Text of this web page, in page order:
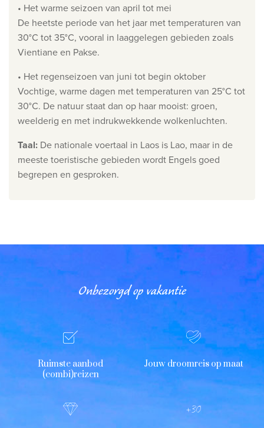
• Het warme seizoen van april tot mei
De heetste periode van het jaar met temperaturen van
30°C tot 35°C, vooral in laaggelegen gebieden zoals
Vientiane en Pakse.
• Het regenseizoen van juni tot begin oktober
Vochtige, warme dagen met temperaturen van 25°C tot
30°C. De natuur staat dan op haar mooist: groen,
weelderig en met indrukwekkende wolkenluchten.
Taal: De nationale voertaal in Laos is Lao, maar in de
meeste toeristische gebieden wordt Engels goed
begrepen en gesproken.
Onbezorgd op vakantie
Ruimste aanbod
(combi)reizen
Jouw droomreis op maat